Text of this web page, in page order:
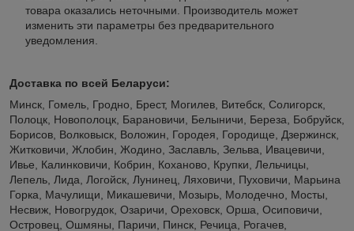
товара оказались неточными. Производитель может
изменить эти параметры без предварительного
уведомления.
Доставка по всей Беларуси:
Минск, Гомель, Гродно, Брест, Могилев, Витебск, Солигорск,
Полоцк, Новополоцк, Барановичи, Белыничи, Береза, Бобруйск,
Борисов, Волковыск, Воложин, Городея, Городище, Дзержинск,
Житковичи, Жлобин, Жодино, Заславль, Зельва, Ивацевичи,
Ивье, Калинковичи, Кобрин, Коханово, Крупки, Лельчицы,
Лепель, Лида, Логойск, Лунинец, Ляховичи, Пуховичи, Марьина
Горка, Мачулищи, Микашевичи, Мозырь, Молодечно, Мосты,
Несвиж, Новогрудок, Озаричи, Ореховск, Орша, Осиповичи,
Островец, Ошмяны, Паричи, Пинск, Речица, Рогачев,